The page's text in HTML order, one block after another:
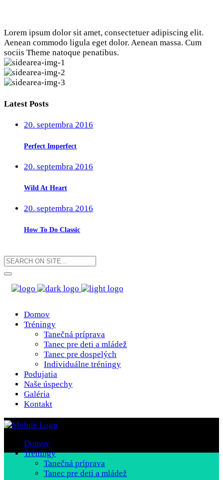
Lorem ipsum dolor sit amet, consectetuer adipiscing elit.
Aenean commodo ligula eget dolor. Aenean massa. Cum
sociis Theme natoque penatibus.
Latest Posts
20. septembra 2016
Perfect Imperfect
20. septembra 2016
Wild At Heart
20. septembra 2016
How To Do Classic
Domov
Tréningy
Tanečná príprava
Tanec pre deti a mládež
Tanec pre dospelých
Individuálne tréningy
Podujatia
Naše úspechy
Galéria
Kontakt
Domov
Tréningy
Tanečná príprava
Tanec pre deti a mládež